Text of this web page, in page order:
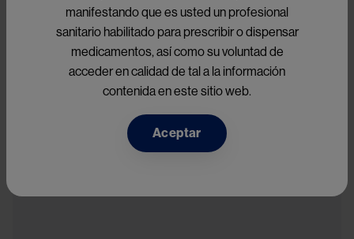
Novedades de Congresos
Ver más detalles
manifestando que es usted un profesional
sanitario habilitado para prescribir o dispensar
medicamentos, así como su voluntad de
acceder en calidad de tal a la información
contenida en este sitio web.
Aceptar